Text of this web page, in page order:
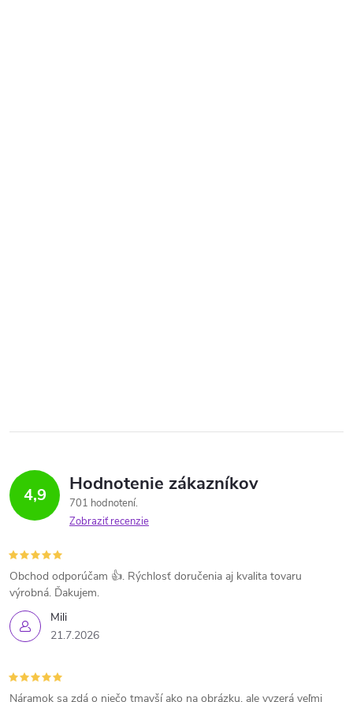
4,9 Hodnotenie zákazníkov
701 hodnotení
Zobraziť recenzie
Mili
21.7.2026
Obchod odporúčam 👍. Rýchlosť doručenia aj kvalita tovaru
výrobná. Ďakujem.
Náramok sa zdá o niečo tmavší ako na obrázku, ale vyzerá veľmi